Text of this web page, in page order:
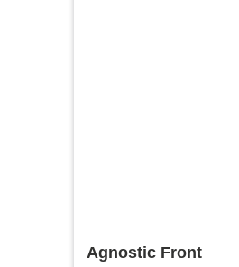
Agnostic Front